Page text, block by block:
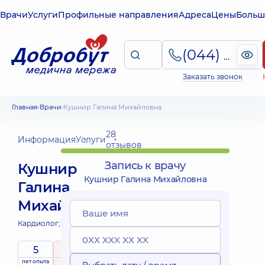
ВрачиУслугиПрофильные направленияАдресаЦены
(044) 495-2-888
Заказать звонок
Главная Врачи Кушнир Галина Михайловна
ИнформацияУслуги28
отзывов
Кушнир
Галина
Михайловна
Кардиолог;
5
лет опыта
5 / 5
рейтингна основе
Запись к врачу
Кушнир Галина Михайловна